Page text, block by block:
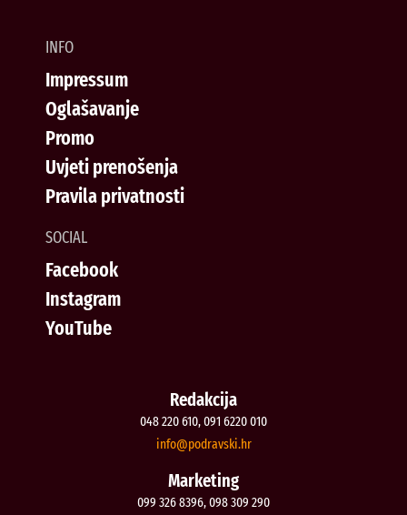
INFO
Impressum
Oglašavanje
Promo
Uvjeti prenošenja
Pravila privatnosti
SOCIAL
Facebook
Instagram
YouTube
Redakcija
048 220 610, 091 6220 010
rh.iksvardop
@ofni
Marketing
099 326 8396, 098 309 290